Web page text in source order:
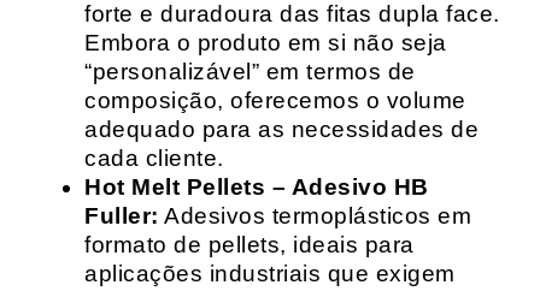
forte e duradoura das fitas dupla face.
Embora o produto em si não seja
“personalizável” em termos de
composição, oferecemos o volume
adequado para as necessidades de
cada cliente.
Hot Melt Pellets – Adesivo HB
Fuller: Adesivos termoplásticos em
formato de pellets, ideais para
aplicações industriais que exigem